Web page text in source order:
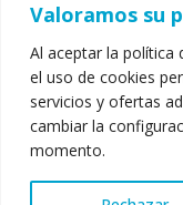
Valoramos su
Al aceptar la política
el uso de cookies
servicios y ofertas
cambiar la
momento.
© 2022. Leirispumas